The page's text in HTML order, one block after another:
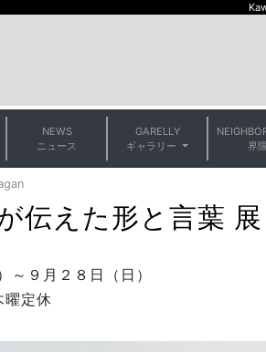
NEWS
ニュース
GARELLY
ギャラリー
界
伝えた形と言葉 展
～９月２８日（日）
定休